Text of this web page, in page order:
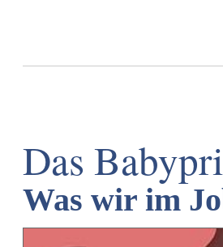
Das
Was wir im